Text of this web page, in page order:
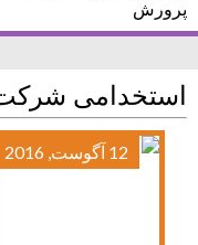
پرورش
استخدامی شرکت
12 آگوست, 2016